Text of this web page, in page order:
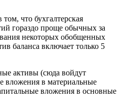
что бухгалтерская
гораздо проще обычных за
некоторых обобщенных
баланса включает только 5
активы (сюда войдут
вложения в материальные
вложения в основные